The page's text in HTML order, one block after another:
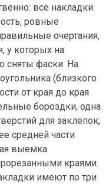
все накладки
ровные
очертания,
у которых на
сняты фаски. На
(близкого
от края до края
бороздки, одна
для заклепок;
средней части
выемка
краями.
имеют по три